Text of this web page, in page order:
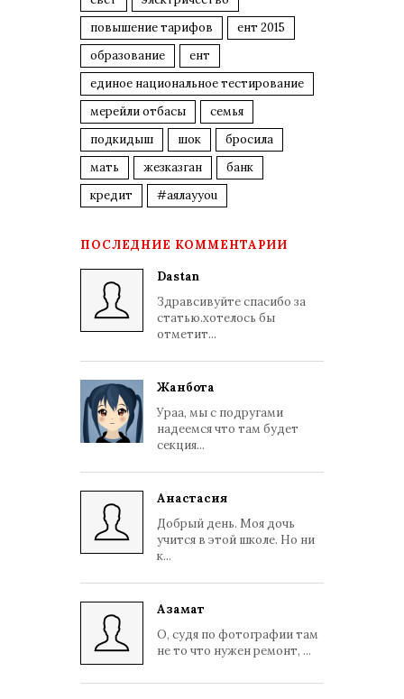
повышение тарифов
ент 2015
образование
ент
единое национальное тестирование
мерейли отбасы
семья
подкидыш
шок
бросила
мать
жезказган
банк
кредит
#аялауyou
ПОСЛЕДНИЕ КОММЕНТАРИИ
Dastan
Здравсивуйте спасибо за
статью.хотелось бы
отметит...
Жанбота
Ураа, мы с подругами
надеемся что там будет
секция...
Анастасия
Добрый день. Моя дочь
учится в этой школе. Но ни
к...
Азамат
О, судя по фотографии там
не то что нужен ремонт, ...